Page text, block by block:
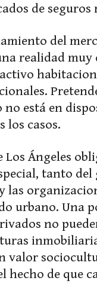
de seguros
del
realidad
está en
los casos.
Ángeles
tanto
las
urbano. Una
no
valor
hecho de que